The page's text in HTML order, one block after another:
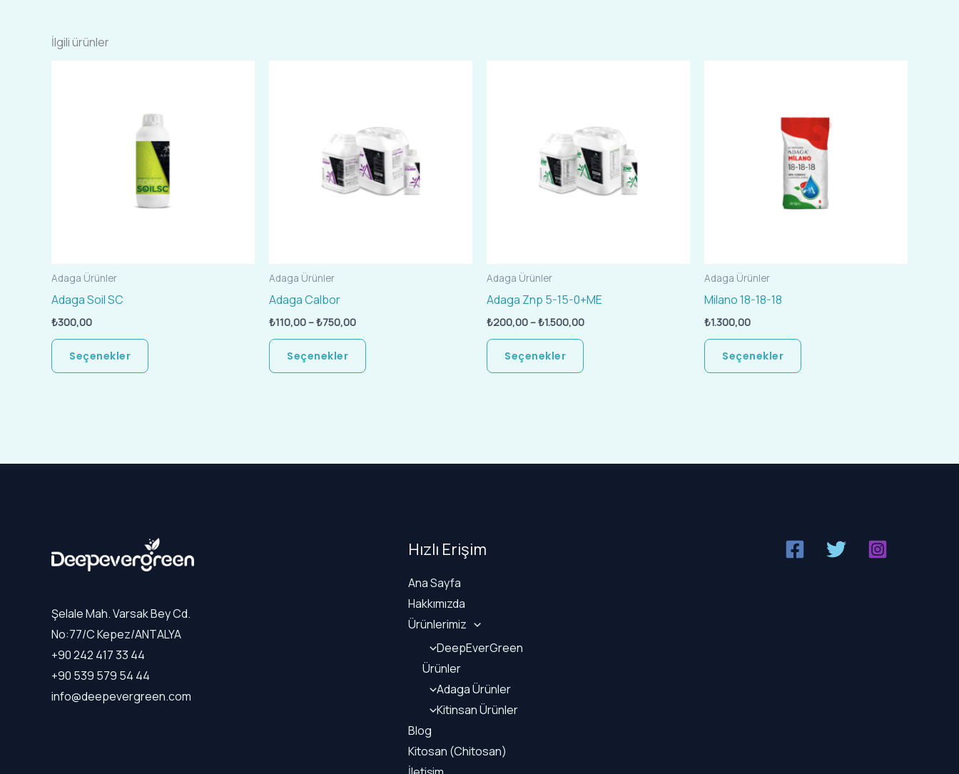
İlgili ürünler
Adaga Ürünler
Adaga Soil SC
₺300,00
Seçenekler
birden
fazla
varyasyonu
var.
Seçenekler
Adaga Ürünler
Adaga Calbor
₺110,00–₺750,00
Seçenekler
fazla
varyasyonu
var.
Seçenekler
Adaga Ürünler
Adaga Znp 5-15-0+ME
₺200,00–₺1.500,00
Seçenekler
fazla
varyasyonu
var.
Seçenekler
Adaga Ürünler
Milano 18-18-18
₺1.300,00
Seçenekler
fazla
varyasyonu
var.
Seçenekler
ürün
Şelale Mah. Varsak Bey Cd.
No:77/C Kepez/ANTALYA
+90 242 417 33 44
+90 539 579 54 44
info@deepevergreen.com
Hızlı Erişim
Ana Sayfa
Hakkımızda
Ürünlerimiz
DeepEverGreen
Ürünler
Adaga Ürünler
Kitinsan Ürünler
Blog
Kitosan (Chitosan)